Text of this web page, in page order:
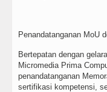
Penandatanganan MoU
Bertepatan dengan
Micromedia Prima
penandatanganan
sertifikasi kompetensi,